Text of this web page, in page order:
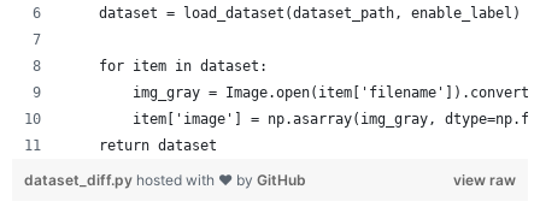
    dataset = load_dataset(dataset_path, enable_label)
    for item in dataset:
img_gray =
item['image'] = np.asarray(img_gray,
    return dataset
view raw
dataset_diff.py hosted with ❤ by GitHub